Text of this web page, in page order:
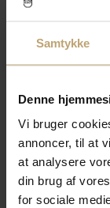
Samtykke
Denne
Vi bruger
annoncer, til at
at analysere
din brug af
for sociale
D. 1. marts 2020
mange år på
ønsker fortsat at
samt være en af
Danmark.